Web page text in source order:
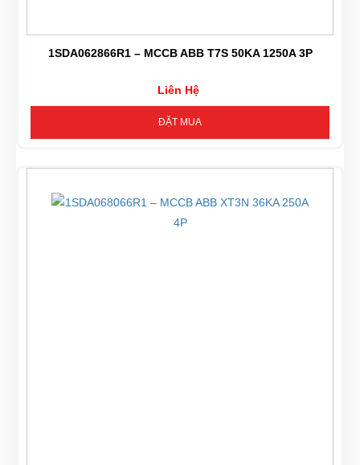
1SDA062866R1 – MCCB ABB T7S 50KA 1250A 3P
Liên Hệ
ĐẶT MUA